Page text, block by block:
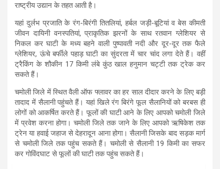
राष्ट्रीय उद्यान के तहत आती है।
यहां दुर्लभ प्रजाति के रंग-बिरंगी तितलियां, हर्बल जड़ी-बूटियां व बेस कीमती
जीवन दायिनी वनस्पतियां, प्राकृतिक झरनों के साथ रतवान ग्लेशियर से
निकल कर घाटी के मध्य बहने वाली पुष्पावती नदी और दूर-दूर तक फैले
ग्लेशियर, ऊंचे बर्फीले पहाड़ घाटी का सुंदरता में चार चांद लगा देते हैं। वहीं
ट्रैकिंग के शौकीन 17 किमी लंबे कुंठ खाल हनुमान चट्टी तक ट्रेक कर
सकते हैं।
चमोली जिले में स्थित वैली ऑफ फ्लावर का हर साल दीदार करने के लिए बड़ी
तादाद में सैलानी पहुंचते हैं। यहां खिले रंग बिरंगे फूल सैलानियों को बरबस ही
लोगों को आकर्षित करते हैं। फूलों की घाटी आने के लिए आपको चमोली जिले
में प्रवेश करना होगा। चमोली जिले तक जाने के लिए आपको ऋषिकेश तक
ट्रेन या हवाई जहाज से देहरादून आना होगा। सैलानी जिसके बाद सड़क मार्ग
से चमोली जिले तक पहुंच सकते हैं। चमोली से सैलानी 19 किमी का सफर
कर गोविंदघाट से फूलों की घाटी तक पहुंच सकते हैं।